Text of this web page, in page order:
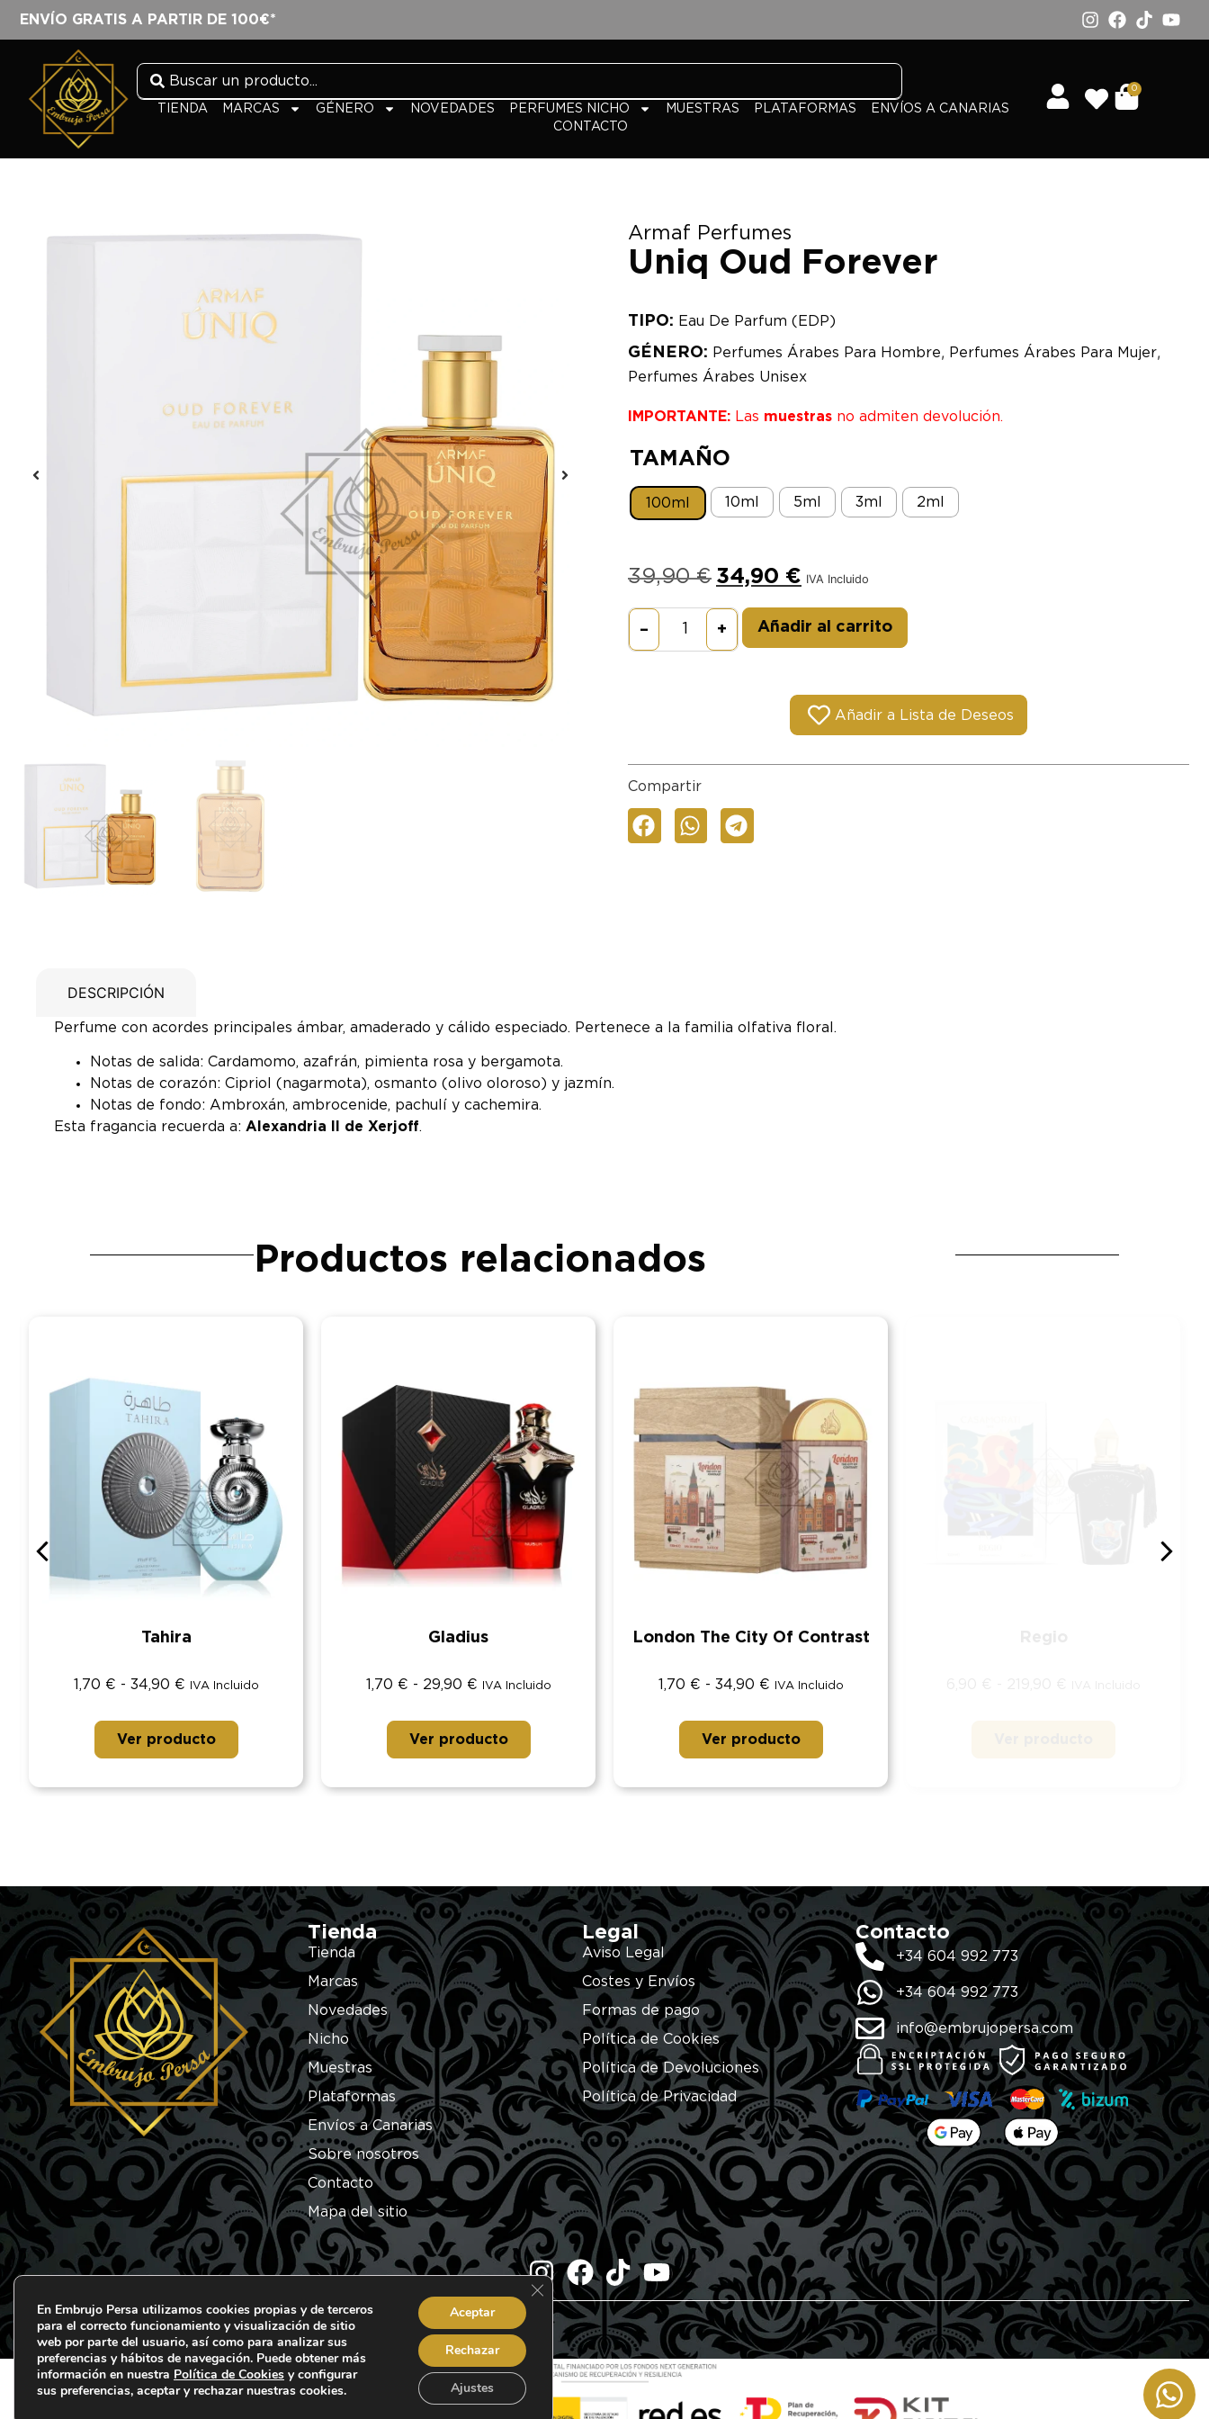
ENVÍO GRATIS A PARTIR DE 100€*
TIENDA MARCAS GÉNERO NOVEDADES PERFUMES NICHO MUESTRAS PLATAFORMAS
ENVÍOS A CANARIAS
CONTACTO
0
Armaf Perfumes
Uniq Oud Forever
TIPO: Eau De Parfum (EDP)
GÉNERO: Perfumes Árabes Para Hombre, Perfumes Árabes Para Mujer,
Perfumes Árabes Unisex
IMPORTANTE: Las muestras no admiten devolución.
TAMAÑO
100ml 10ml 5ml 3ml 2ml
39,90€ 34,90 € IVA Incluido
– + Añadir al carrito
Añadir a Lista de Deseos
Compartir
DESCRIPCIÓN
Perfume con acordes principales ámbar, amaderado y cálido especiado. Pertenece a la familia olfativa floral.
Notas de salida: Cardamomo, azafrán, pimienta rosa y bergamota.
Notas de corazón: Cipriol (nagarmota), osmanto (olivo oloroso) y jazmín.
Notas de fondo: Ambroxán, ambrocenide, pachulí y cachemira.
Esta fragancia recuerda a: Alexandria II de Xerjoff.
Productos relacionados
Tahira
1,70 € - 34,90 € IVA Incluido
Ver producto
Gladius
1,70 € - 29,90 € IVA Incluido
Ver producto
London The City Of Contrast
1,70 € - 34,90 € IVA Incluido
Ver producto
Tienda
Tienda
Marcas
Novedades
Nicho
Muestras
Plataformas
Envíos a Canarias
Sobre nosotros
Contacto
Mapa del sitio
Legal
Aviso Legal
Costes y Envíos
Formas de pago
Política de Cookies
Política de Devoluciones
Política de Privacidad
Contacto
+34 604 992 773
+34 604 992 773
info@embrujopersa.com
© 2026 Embrujo Persa. Todos los derechos reservados.
En Embrujo Persa utilizamos cookies propias y de terceros
para el correcto funcionamiento y visualización de sitio
web por parte del usuario, así como para analizar sus
preferencias y hábitos de navegación. Puede obtener más
información en nuestra Política de Cookies y configurar
sus preferencias, aceptar y rechazar nuestras cookies.
Aceptar
Rechazar
Ajustes
Cerrar el banner de cookies RGPD